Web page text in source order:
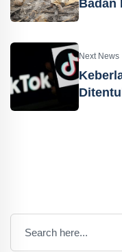
Badan
Next News